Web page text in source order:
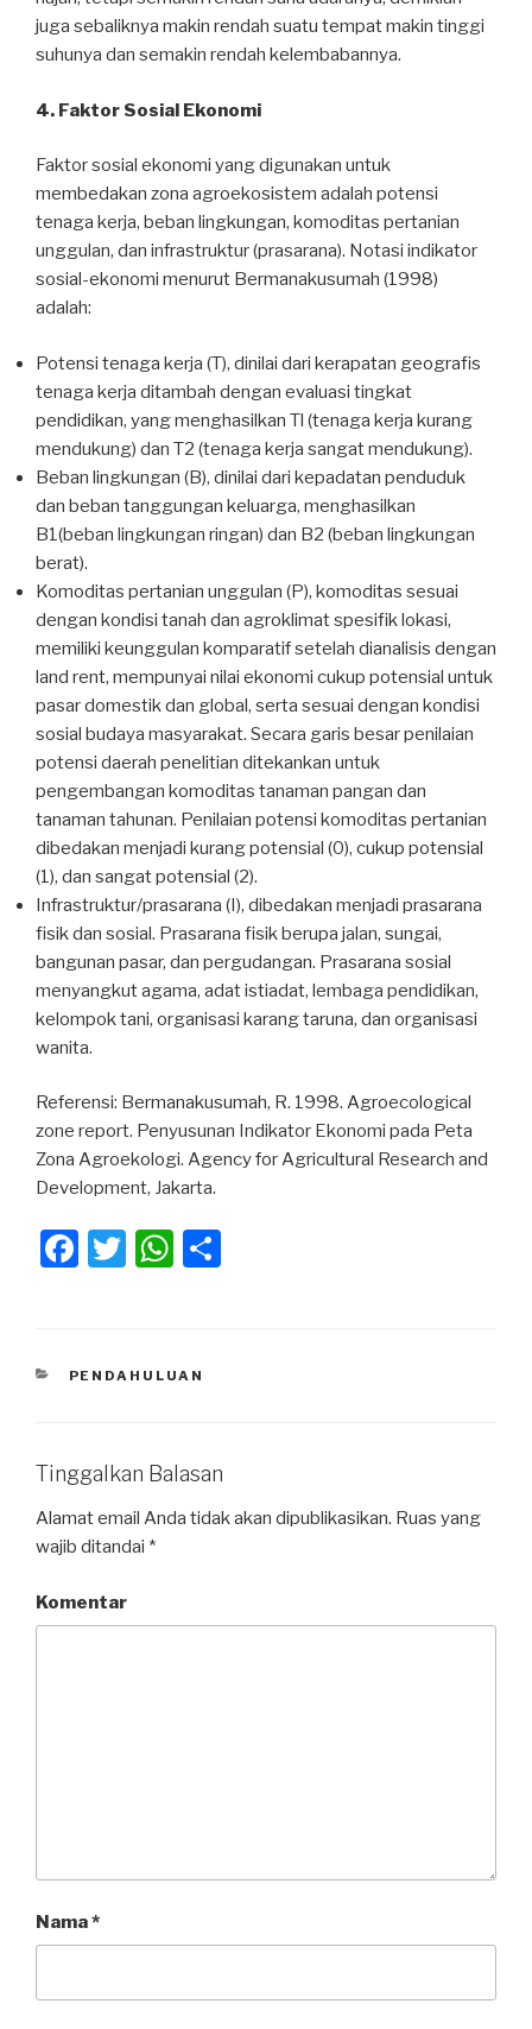
juga sebaliknya makin rendah suatu tempat makin tinggi
suhunya dan semakin rendah kelembabannya.
4. Faktor Sosial Ekonomi
Faktor sosial ekonomi yang digunakan untuk
membedakan zona agroekosistem adalah potensi
tenaga kerja, beban lingkungan, komoditas pertanian
unggulan, dan infrastruktur (prasarana). Notasi indikator
sosial-ekonomi menurut Bermanakusumah (1998)
adalah:
Potensi tenaga kerja (T), dinilai dari kerapatan geografis
tenaga kerja ditambah dengan evaluasi tingkat
pendidikan, yang menghasilkan Tl (tenaga kerja kurang
mendukung) dan T2 (tenaga kerja sangat mendukung).
Beban lingkungan (B), dinilai dari kepadatan penduduk
dan beban tanggungan keluarga, menghasilkan
B1(beban lingkungan ringan) dan B2 (beban lingkungan
berat).
Komoditas pertanian unggulan (P), komoditas sesuai
dengan kondisi tanah dan agroklimat spesifik lokasi,
memiliki keunggulan komparatif setelah dianalisis dengan
land rent, mempunyai nilai ekonomi cukup potensial untuk
pasar domestik dan global, serta sesuai dengan kondisi
sosial budaya masyarakat. Secara garis besar penilaian
potensi daerah penelitian ditekankan untuk
pengembangan komoditas tanaman pangan dan
tanaman tahunan. Penilaian potensi komoditas pertanian
dibedakan menjadi kurang potensial (0), cukup potensial
(1), dan sangat potensial (2).
Infrastruktur/prasarana (I), dibedakan menjadi prasarana
fisik dan sosial. Prasarana fisik berupa jalan, sungai,
bangunan pasar, dan pergudangan. Prasarana sosial
menyangkut agama, adat istiadat, lembaga pendidikan,
kelompok tani, organisasi karang taruna, dan organisasi
wanita.
Referensi: Bermanakusumah, R. 1998. Agroecological
zone report. Penyusunan Indikator Ekonomi pada Peta
Zona Agroekologi. Agency for Agricultural Research and
Development, Jakarta.
F
e
o
k
T
er
W
s
p
KATEGORI
PENDAHULUAN
Tinggalkan Balasan
Alamat email Anda tidak akan dipublikasikan. Ruas yang
wajib ditandai *
Komentar
Nama*